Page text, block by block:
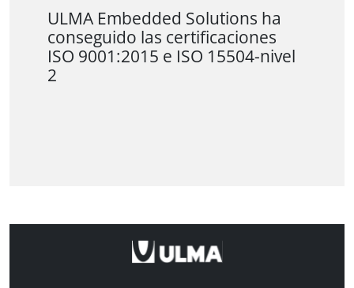
ULMA Embedded Solutions ha
conseguido las certificaciones
ISO 9001:2015 e ISO 15504-nivel
2